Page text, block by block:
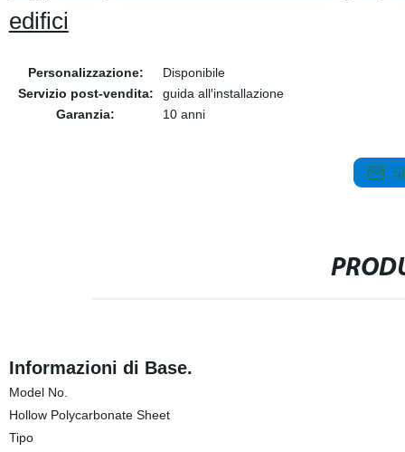
edifici
Personalizzazione:
Disponibile
Servizio post-vendita:
guida all′installazione
Garanzia:
10 anni
Informazioni di Base.
Model No.
Hollow Polycarbonate Sheet
Tipo